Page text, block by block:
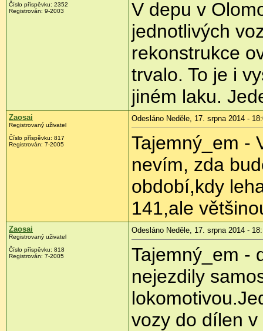
Číslo příspěvku: 2352
Registrován: 9-2003
V depu v
jednotlivých
rekonstrukce
trvalo. To je i
jiném laku.
Zaosai
Registrovaný uživatel
Číslo příspěvku: 817
Registrován: 7-2005
Odesláno Neděle, 17. srpna 2014 -
Tajemný_em -
nevím, zda
období,kdy
141,ale
Zaosai
Registrovaný uživatel
Číslo příspěvku: 818
Registrován: 7-2005
Odesláno Neděle, 17. srpna 2014 -
Tajemný_em -
nejezdily
vozy do dílen